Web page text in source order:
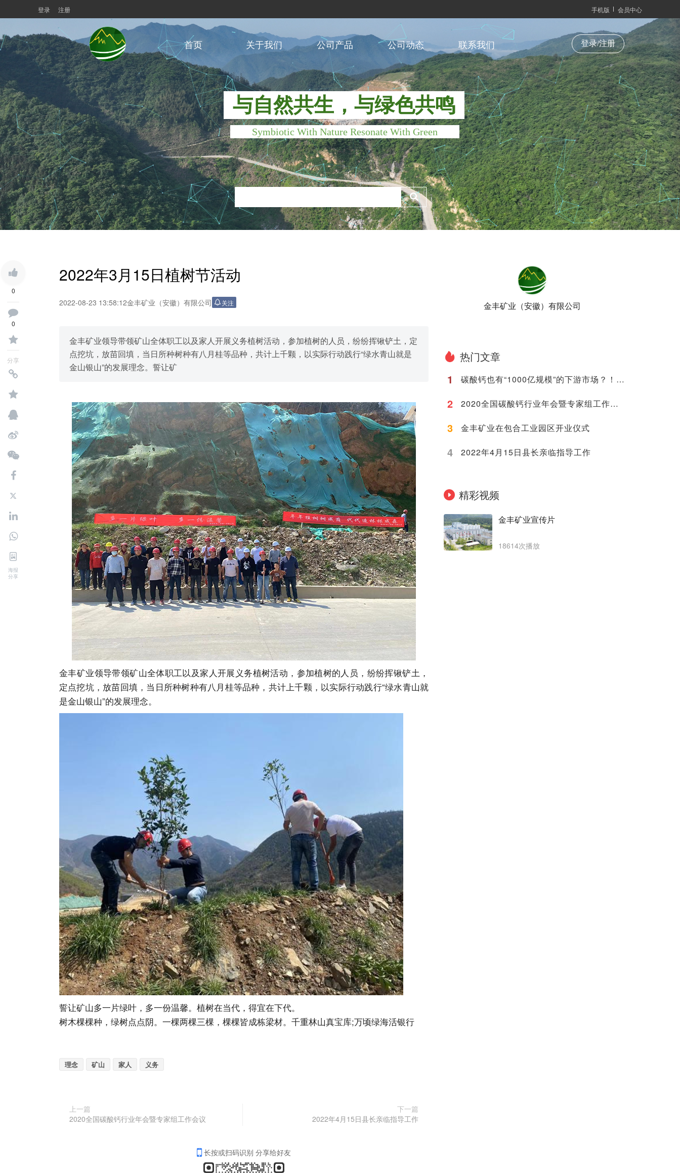
登录 注册 手机版 会员中心
首页 关于我们 公司产品 公司动态 联系我们 登录/注册
与自然共生，与绿色共鸣
Symbiotic With Nature Resonate With Green
0
0
分享
海报
分享
2022年3月15日植树节活动
2022-08-23 13:58:12金丰矿业（安徽）有限公司 关注
金丰矿业领导带领矿山全体职工以及家人开展义务植树活动，参加植树的人员，纷纷挥锹铲土，定
点挖坑，放苗回填，当日所种树种有八月桂等品种，共计上千颗，以实际行动践行“绿水青山就是
金山银山”的发展理念。誓让矿
金丰矿业领导带领矿山全体职工以及家人开展义务植树活动，参加植树的人员，纷纷挥锹铲土，
定点挖坑，放苗回填，当日所种树种有八月桂等品种，共计上千颗，以实际行动践行“绿水青山就
是金山银山”的发展理念。
誓让矿山多一片绿叶，多一份温馨。植树在当代，得宜在下代。
树木棵棵种，绿树点点阴。一棵两棵三棵，棵棵皆成栋梁材。千重林山真宝库;万顷绿海活银行
理念 矿山 家人 义务
上一篇
2020全国碳酸钙行业年会暨专家组工作会议
下一篇
2022年4月15日县长亲临指导工作
长按或扫码识别 分享给好友
金丰矿业（安徽）有限公司
热门文章
1
碳酸钙也有“1000亿规模”的下游市场？！轻钙、重钙都很爱...
2 2020全国碳酸钙行业年会暨专家组工作会议
3 金丰矿业在包合工业园区开业仪式
4 2022年4月15日县长亲临指导工作
精彩视频
金丰矿业宣传片
18614次播放